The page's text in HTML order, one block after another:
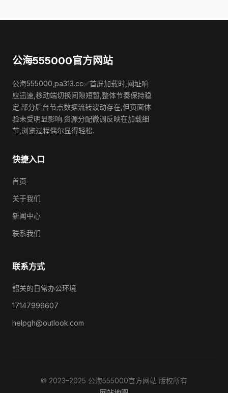
公海555000官方网站
公海555000,pa313.cc✅首屏加载时,网址响
应迅速,移动端切换间隙短暂,整体节奏保持稳
定.部分后台节点数据流转波动存在,但页面体
验未受明显影响.资源分配微调反映在加载细
节,浏览过程偶尔显得轻松.
快捷入口
首页
关于我们
新闻中心
联系我们
联系方式
韶关的日常办公环境
17147999607
helpgh@outlook.com
© 2023–2025 公海555000官方网站 版权所有